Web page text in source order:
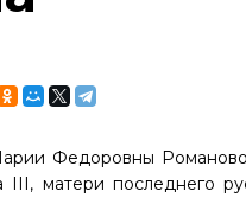
Федоровны
матери последнего